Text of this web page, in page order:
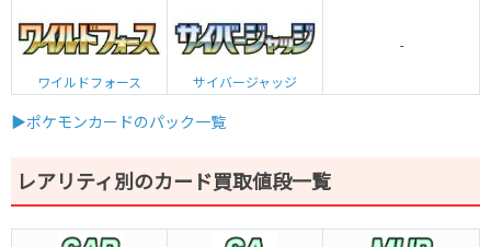
ワイルドフォース サイバージャッジ
-
▶ポケモンカードのパック一覧
レアリティ別のカード買取値段一覧